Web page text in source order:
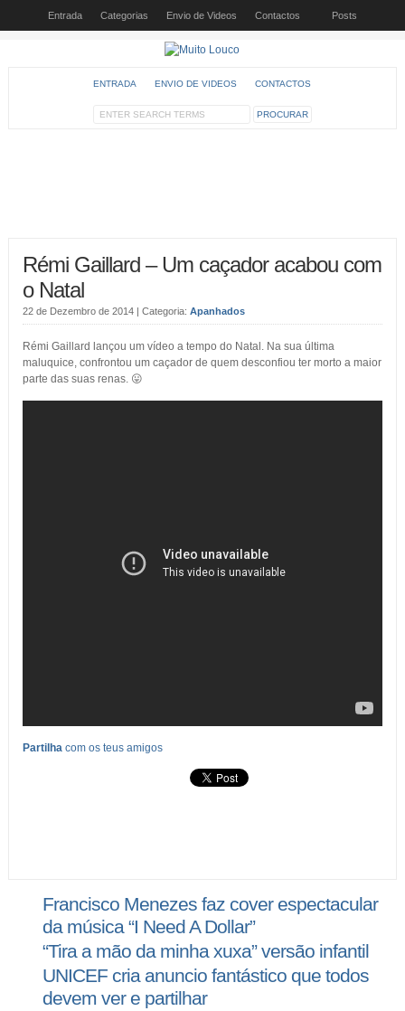
Entrada Categorias Envio de Videos Contactos Posts
ENTRADA ENVIO DE VIDEOS CONTACTOS
Rémi Gaillard – Um caçador acabou com
o Natal
22 de Dezembro de 2014 | Categoria: Apanhados
Rémi Gaillard lançou um vídeo a tempo do Natal. Na sua última
maluquice, confrontou um caçador de quem desconfiou ter morto a maior
parte das suas renas. 😛
Partilhacom os teus amigos
Francisco Menezes faz cover espectacular
da música “I Need A Dollar”
“Tira a mão da minha xuxa” versão infantil
UNICEF cria anuncio fantástico que todos
devem ver e partilhar